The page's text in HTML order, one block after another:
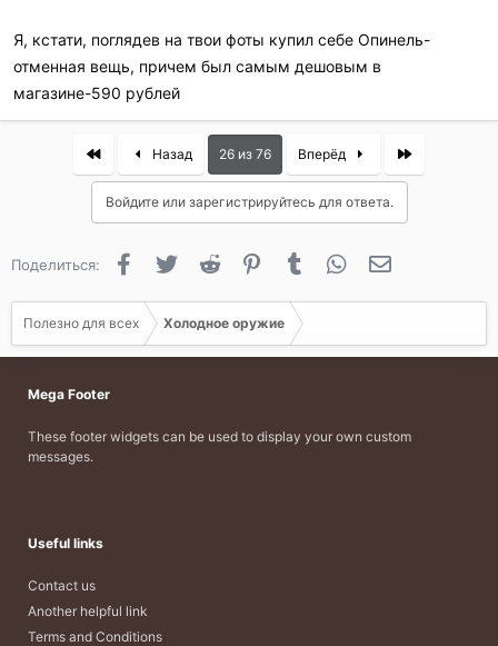
Я, кстати, поглядев на твои фоты купил себе Опинель-
отменная вещь, причем был самым дешовым в
магазине-590 рублей
First Назад 26 из 76 Вперёд Last
Войдите или зарегистрируйтесь для ответа.
Поделиться: FacebookTwitter Reddit PinterestTumblr WhatsApp
Полезно для всех Холодное оружие
Mega Footer
These footer widgets can be used to display your own custom
messages.
Useful links
Contact us
Another helpful link
Terms and Conditions